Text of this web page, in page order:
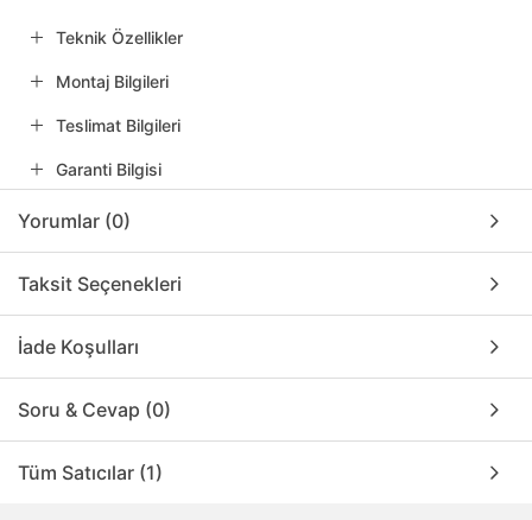
Teknik Özellikler
Montaj Bilgileri
Teslimat Bilgileri
Garanti Bilgisi
Yorumlar (0)
Taksit Seçenekleri
İade Koşulları
Soru & Cevap (0)
Tüm Satıcılar (1)